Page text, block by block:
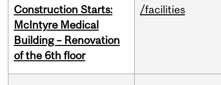
Construction Starts:
McIntyre Medical
Building – Renovation
of the 6th floor
/facilities